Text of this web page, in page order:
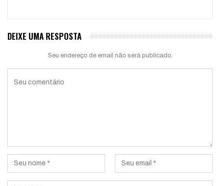
DEIXE UMA RESPOSTA
Seu endereço de email não será publicado.